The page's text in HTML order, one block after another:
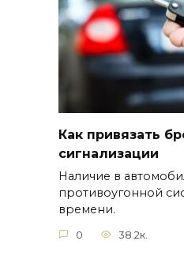
Как привязать
сигнализации
Наличие в
противоугонной
времени.
0 38.2к.